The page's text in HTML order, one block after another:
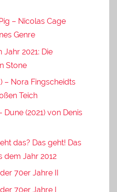
– Nicolas Cage
Genre
2021: Die
Stone
– Nora Fingscheidts
Teich
(2021) von Denis
das? Das geht! Das
dem Jahr 2012
70er Jahre II
70er Jahre I